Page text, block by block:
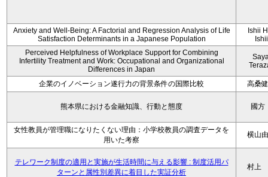
Anxiety and Well-Being: A Factorial and Regression Analysis of Life
Satisfaction Determinants in a Japanese Population
Ishii
Perceived Helpfulness of Workplace Support for Combining
Infertility Treatment and Work: Occupational and Organizational
Differences in Japan
企業のイノベーション遂行力の背景条件の国際比較 高桑
熊本県における金融知識、行動と態度 國
女性教員が管理職になりたくない理由：小学校教員の調査データを
用いた考察
横山
テレワーク制度の適用と実施が生活時間に与える影響 : 制度活用パ
ターンと属性別差異に着目した実証分析
村上